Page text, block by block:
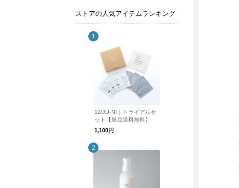
ストアの人気アイテムランキング
12/JU-NI｜トライアルセ
ット【単品送料無料】
1,100円